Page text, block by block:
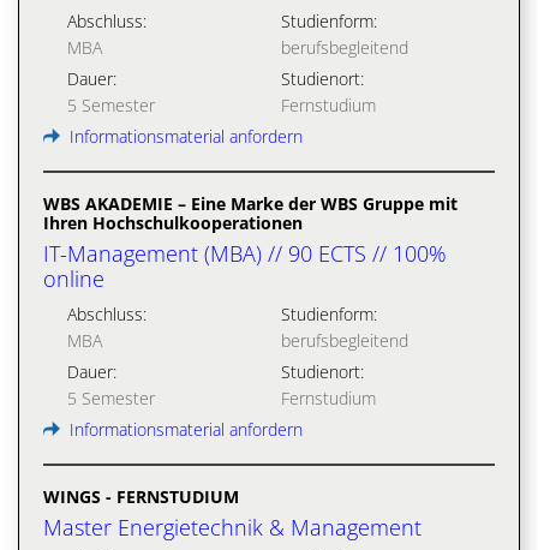
Abschluss:
MBA
Studienform:
berufsbegleitend
Dauer:
5 Semester
Studienort:
Fernstudium
Informationsmaterial anfordern
WBS AKADEMIE – Eine Marke der WBS Gruppe mit
Ihren Hochschulkooperationen
IT-Management (MBA) // 90 ECTS // 100%
online
Abschluss:
MBA
Studienform:
berufsbegleitend
Dauer:
5 Semester
Studienort:
Fernstudium
Informationsmaterial anfordern
WINGS - FERNSTUDIUM
Master Energietechnik & Management